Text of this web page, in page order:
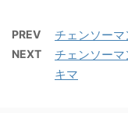
PREV チェンソー
NEXT
チェンソー
キマ